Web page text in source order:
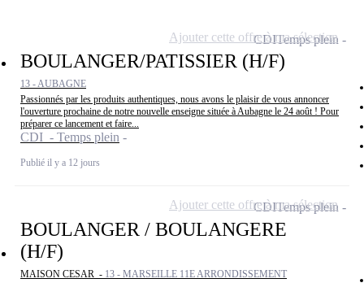
BOULANGER/PATISSIER (H/F)
13 - AUBAGNE
Passionnés par les produits authentiques, nous avons le plaisir de vous annoncer
l'ouverture prochaine de notre nouvelle enseigne située à Aubagne le 24 août ! Pour
préparer ce lancement et faire...
CDI - Temps plein
Publié il y a 12 jours
CDITemps plein
Ajouter cette offre à ma sélection
BOULANGER / BOULANGERE
(H/F)
MAISON CESAR - 13 - MARSEILLE 11E ARRONDISSEMENT
CDITemps plein
Ajouter cette offre à ma sélection